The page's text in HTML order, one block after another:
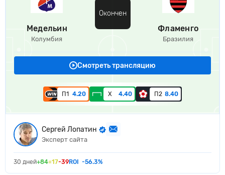
Медельин
Колумбия
Окончен
Фламенго
Бразилия
Смотреть трансляцию
П1 4.20 Х 4.40 П2 8.40
Сергей Лопатин
Эксперт сайта
30 дней+84=17-39ROI -56.3%